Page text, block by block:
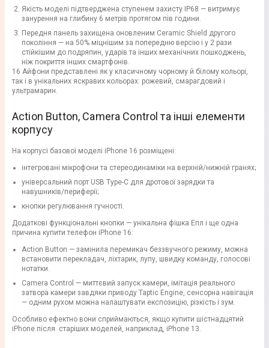
Якість моделі підтверджена ступенем захисту IP68 — витримує
занурення на глибину 6 метрів протягом пів години.
Передня панель захищена оновленим Ceramic Shield другого
покоління — на 50% міцнішим за попередню версію і у 2 рази
стійкішим до подряпин, ударів та інших механічних пошкоджень,
ніж покриття інших смартфонів.
16 Айфони представлені як у класичному чорному й білому кольорі,
так і в унікальних яскравих кольорах: рожевий, смарагдовий і
ультрамарин.
Action Button, Camera Control та інші елементи
корпусу
На корпусі базової моделі iPhone 16 розміщені:
інтегровані мікрофони та стереодинаміки на верхній/нижній гранях;
універсальний порт USB Type-C для дротової зарядки та
навушників/периферії;
кнопки регулювання гучності.
Додаткові функціональні кнопки — унікальна фішка Епл і ще одна
причина купити телефон iPhone 16:
Action Button — замінила перемикач беззвучного режиму, можна
встановити перекладач, ліхтарик, лупу, швидку команду, голосові
нотатки.
Camera Control — миттєвий запуск камери, імітація реального
затвора камери завдяки приводу Taptic Engine, сенсорна навігація
— одним рухом можна налаштувати експозицію, різкість і зум.
Особливо ефектно вони сприймаються, якщо купити шістнадцятий
iPhone після старіших моделей, наприклад, iPhone 13.